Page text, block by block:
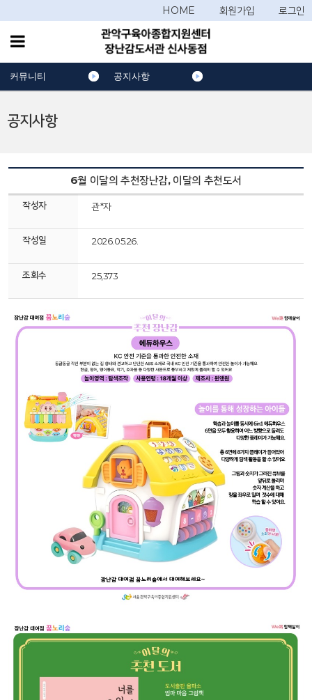
HOME 회원가입 로그인
공지사항
커뮤니티 공지사항
6월 이달의 추천장난감, 이달의 추천도서
작성자 관*자
작성일 2026.05.26.
조회수 25,373